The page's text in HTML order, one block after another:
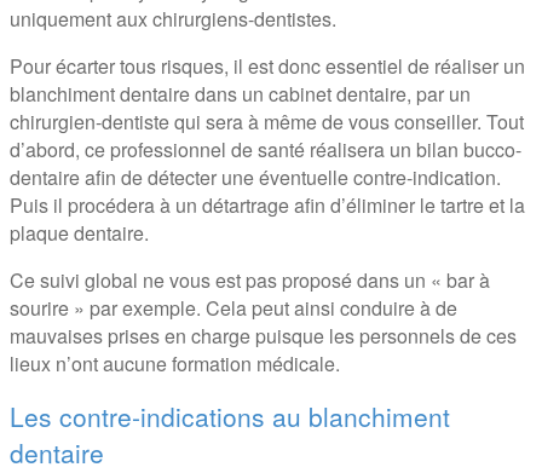
uniquement aux chirurgiens-dentistes.
Pour écarter tous risques, il est donc essentiel de réaliser un
blanchiment dentaire dans un cabinet dentaire, par un
chirurgien-dentiste qui sera à même de vous conseiller. Tout
d’abord, ce professionnel de santé réalisera un bilan bucco-
dentaire afin de détecter une éventuelle contre-indication.
Puis il procédera à un détartrage afin d’éliminer le tartre et la
plaque dentaire.
Ce suivi global ne vous est pas proposé dans un « bar à
sourire » par exemple. Cela peut ainsi conduire à de
mauvaises prises en charge puisque les personnels de ces
lieux n’ont aucune formation médicale.
Les contre-indications au blanchiment
dentaire